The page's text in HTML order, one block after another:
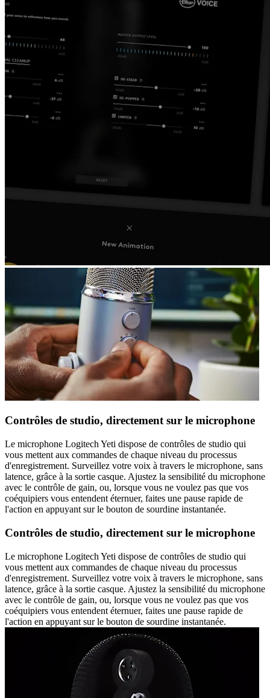
Contrôles de studio, directement sur le microphone
Le microphone Logitech Yeti dispose de contrôles de studio qui
vous mettent aux commandes de chaque niveau du processus
d'enregistrement. Surveillez votre voix à travers le microphone, sans
latence, grâce à la sortie casque. Ajustez la sensibilité du microphone
avec le contrôle de gain, ou, lorsque vous ne voulez pas que vos
coéquipiers vous entendent éternuer, faites une pause rapide de
l'action en appuyant sur le bouton de sourdine instantanée.
Contrôles de studio, directement sur le microphone
Le microphone Logitech Yeti dispose de contrôles de studio qui
vous mettent aux commandes de chaque niveau du processus
d'enregistrement. Surveillez votre voix à travers le microphone, sans
latence, grâce à la sortie casque. Ajustez la sensibilité du microphone
avec le contrôle de gain, ou, lorsque vous ne voulez pas que vos
coéquipiers vous entendent éternuer, faites une pause rapide de
l'action en appuyant sur le bouton de sourdine instantanée.